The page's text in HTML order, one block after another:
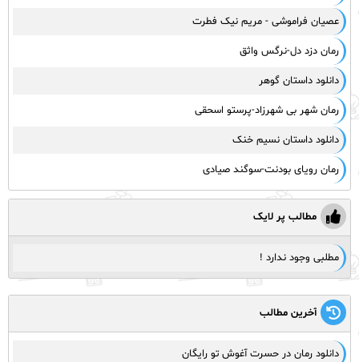
عصیان فراموشی - مریم نیک فطرت
رمان دزد دل-نرگس واثق
دانلود داستان گوهر
رمان شهر بی شهرزاد-پرستو اسحقی
دانلود داستان نسیم خنک
رمان رویای بودنت-سوگند صیادی
مطالب پر لایک
مطلبی وجود ندارد !
آخرین مطالب
دانلود رمان در حسرت آغوش تو رایگان